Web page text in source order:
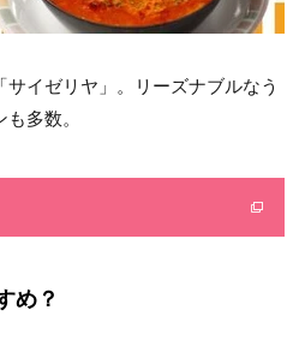
イゼリヤ」。リーズナブルなう
多数。
め？